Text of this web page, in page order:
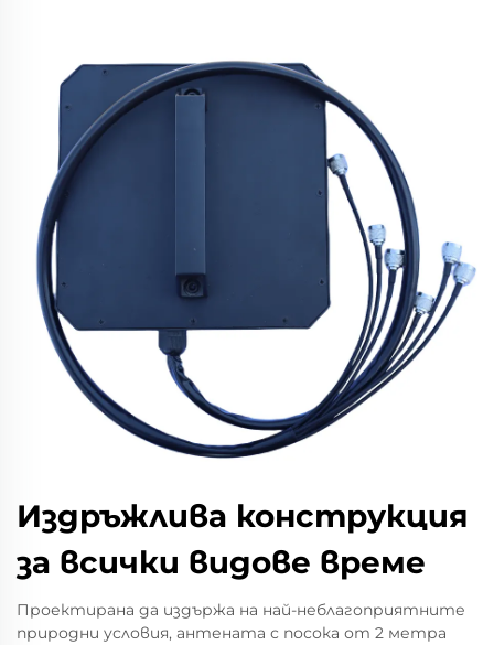
Издръжлива конструкция
за всички видове време
Проектирана да издържа на най-неблагоприятните
природни условия, антената с посока от 2 метра